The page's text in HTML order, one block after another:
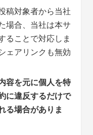
稿対象者から当社
場合、当社は本サ
ることで対応しま
ェアリンクも無効
容を元に個人を特
に違反するだけで
る場合がありま